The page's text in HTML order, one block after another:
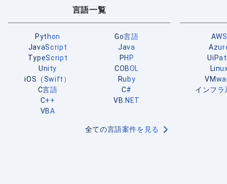
言語一覧
Python
Go言語
JavaScript
Java
TypeScript
PHP
Unity
COBOL
iOS（Swift）
Ruby
C言語
C#
C++
VB.NET
VBA
全ての言語案件を見る
AWS
インフラ